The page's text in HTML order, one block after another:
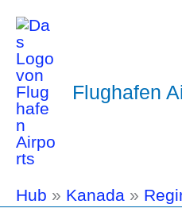
Flughafen
Hub » Kanada »